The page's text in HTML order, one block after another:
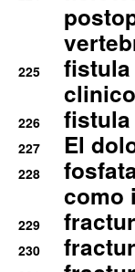
225
clinico
226
227 El
228
como
229
230